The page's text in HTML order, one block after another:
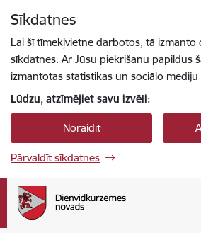
Sīkdatnes
Lai šī tīmekļvietne darbotos, tā izmanto
sīkdatnes. Ar Jūsu piekrišanu papildus
izmantotas statistikas un sociālo mediju
Lūdzu, atzīmējiet savu izvēli:
Noraidīt
Pārvaldīt sīkdatnes